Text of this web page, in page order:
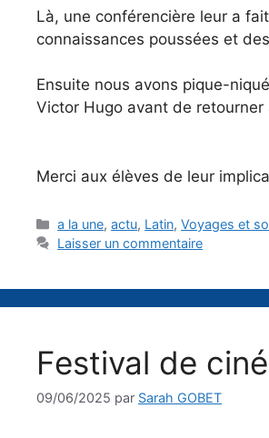
Là, une conférencière leur a
connaissances poussées et
Ensuite nous avons pique-
Victor Hugo avant de retourner
Merci aux élèves de leur
Catégories
a la une,actu, Latin,Voyages et
Laisser un commentaire
Festival de
09/06/2025 par Sarah GOBET